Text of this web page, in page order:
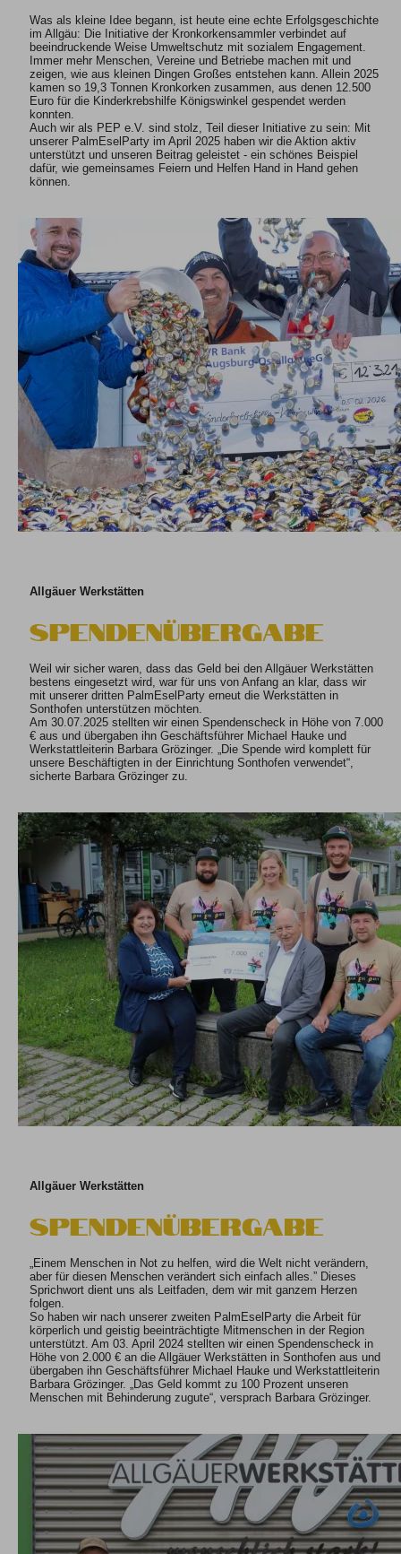
Was als kleine Idee begann, ist heute eine echte Erfolgsgeschichte
im Allgäu: Die Initiative der Kronkorkensammler verbindet auf
beeindruckende Weise Umweltschutz mit sozialem Engagement.
Immer mehr Menschen, Vereine und Betriebe machen mit und
zeigen, wie aus kleinen Dingen Großes entstehen kann. Allein 2025
kamen so 19,3 Tonnen Kronkorken zusammen, aus denen 12.500
Euro für die Kinderkrebshilfe Königswinkel gespendet werden
konnten.
Auch wir als PEP e.V. sind stolz, Teil dieser Initiative zu sein: Mit
unserer PalmEselParty im April 2025 haben wir die Aktion aktiv
unterstützt und unseren Beitrag geleistet - ein schönes Beispiel
dafür, wie gemeinsames Feiern und Helfen Hand in Hand gehen
können.
Allgäuer Werkstätten
Spendenübergabe
Weil wir sicher waren, dass das Geld bei den Allgäuer Werkstätten
bestens eingesetzt wird, war für uns von Anfang an klar, dass wir
mit unserer dritten PalmEselParty erneut die Werkstätten in
Sonthofen unterstützen möchten.
Am 30.07.2025 stellten wir einen Spendenscheck in Höhe von 7.000
€ aus und übergaben ihn Geschäftsführer Michael Hauke und
Werkstattleiterin Barbara Grözinger. „Die Spende wird komplett für
unsere Beschäftigten in der Einrichtung Sonthofen verwendet“,
sicherte Barbara Grözinger zu.
Allgäuer Werkstätten
Spendenübergabe
„Einem Menschen in Not zu helfen, wird die Welt nicht verändern,
aber für diesen Menschen verändert sich einfach alles.” Dieses
Sprichwort dient uns als Leitfaden, dem wir mit ganzem Herzen
folgen.
So haben wir nach unserer zweiten PalmEselParty die Arbeit für
körperlich und geistig beeinträchtigte Mitmenschen in der Region
unterstützt. Am 03. April 2024 stellten wir einen Spendenscheck in
Höhe von 2.000 € an die Allgäuer Werkstätten in Sonthofen aus und
übergaben ihn Geschäftsführer Michael Hauke und Werkstattleiterin
Barbara Grözinger. „Das Geld kommt zu 100 Prozent unseren
Menschen mit Behinderung zugute“, versprach Barbara Grözinger.